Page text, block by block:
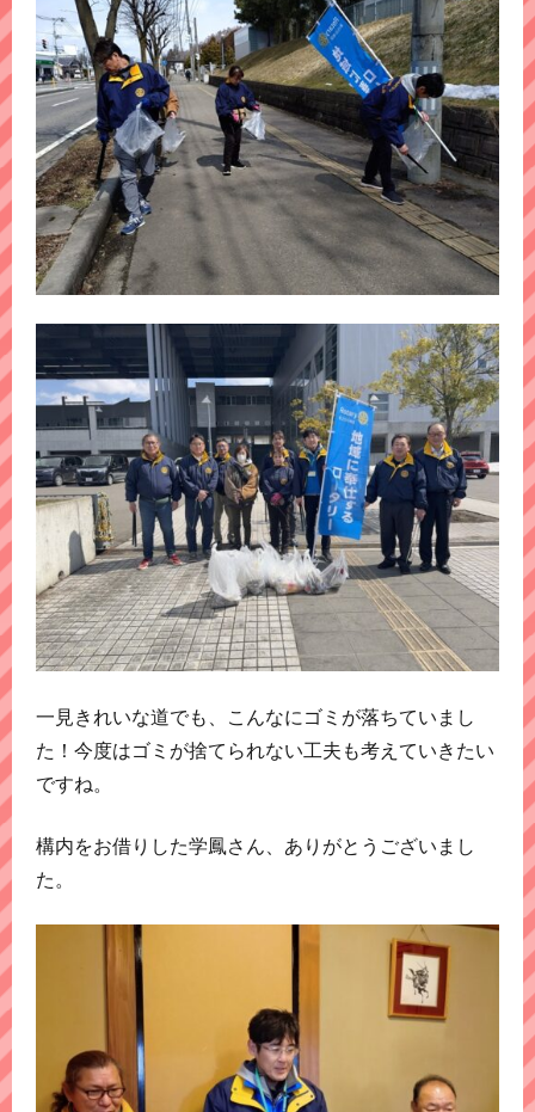
一見きれいな道でも、こんなにゴミが落ちていまし
た！今度はゴミが捨てられない工夫も考えていきたい
ですね。
構内をお借りした学鳳さん、ありがとうございまし
た。